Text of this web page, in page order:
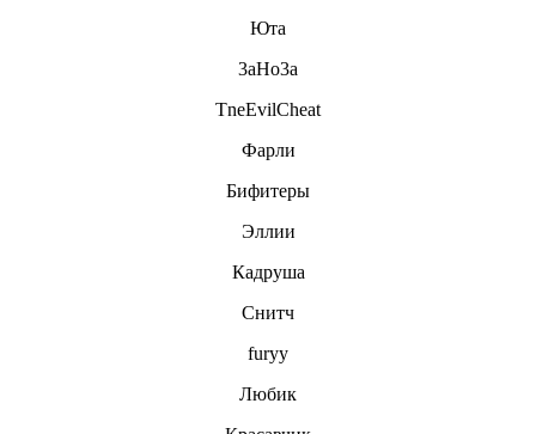
Юта
3aHo3a
TneEvilCheat
Фарли
Бифитеры
Эллии
Кадруша
Снитч
furyy
Любик